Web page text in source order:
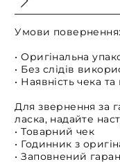
Умови повернення:
• Оригінальна
• Без слідів
• Наявність чека
Для звернення за
ласка, надайте
• Товарний чек
• Годинник з
• Заповнений